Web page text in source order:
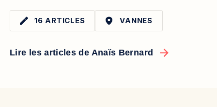
16 ARTICLES VANNES
Lire les articles de Anaïs Bernard